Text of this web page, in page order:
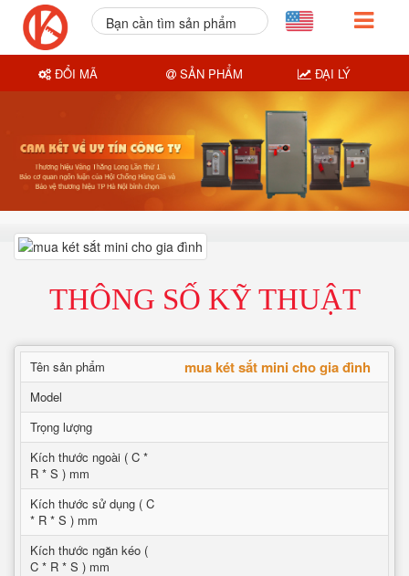
THÔNG SỐ KỸ THUẬT
Tên sản phẩm mua két sắt mini cho gia đình
Model
Trọng lượng
Kích thước ngoài ( C *
R * S ) mm
Kích thước sử dụng ( C
* R * S ) mm
Kích thước ngăn kéo (
C * R * S ) mm
Bạn cần tìm sản phẩm
ĐỔI MÃ SẢN PHẨM ĐẠI LÝ